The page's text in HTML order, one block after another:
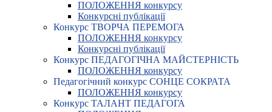
ПОЛОЖЕННЯ конкурсу
Конкурсні публікації
Конкурс ТВОРЧА ПЕРЕМОГА
ПОЛОЖЕННЯ конкурсу
Конкурсні публікації
Конкурс ПЕДАГОГІЧНА МАЙСТЕРНІСТЬ
ПОЛОЖЕННЯ конкурсу
Педагогічний конкурс СОНЦЕ СОКРАТА
ПОЛОЖЕННЯ конкурсу
Конкурс ТАЛАНТ ПЕДАГОГА